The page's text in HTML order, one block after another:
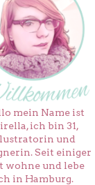
mein Name ist
ich bin 31,
und
Seit einiger
wohne und lebe
in Hamburg.